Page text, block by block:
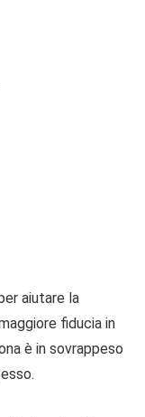
aiutare la
fiducia in
è in sovrappeso